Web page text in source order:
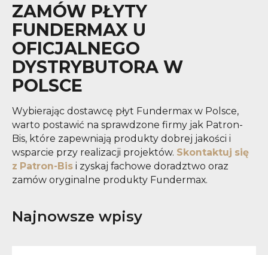
Najnowsze wpisy
ZAMÓW PŁYTY
FUNDERMAX U
OFICJALNEGO
DYSTRYBUTORA W
POLSCE
Wybierając dostawcę płyt Fundermax w Polsce,
warto postawić na sprawdzone firmy jak Patron-
Bis, które zapewniają produkty dobrej jakości i
wsparcie przy realizacji projektów. Skontaktuj się
z Patron-Bisi zyskaj fachowe doradztwo oraz
zamów oryginalne produkty Fundermax.